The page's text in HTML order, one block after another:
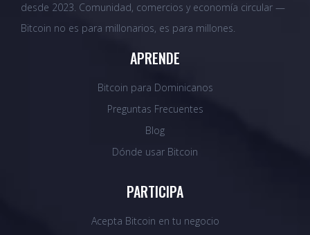
desde 2023. Comunidad, comercios y economía circular —
Bitcoin no es para millonarios, es para millones.
APRENDE
Bitcoin para Dominicanos
Preguntas Frecuentes
Blog
Dónde usar Bitcoin
PARTICIPA
Acepta Bitcoin en tu negocio